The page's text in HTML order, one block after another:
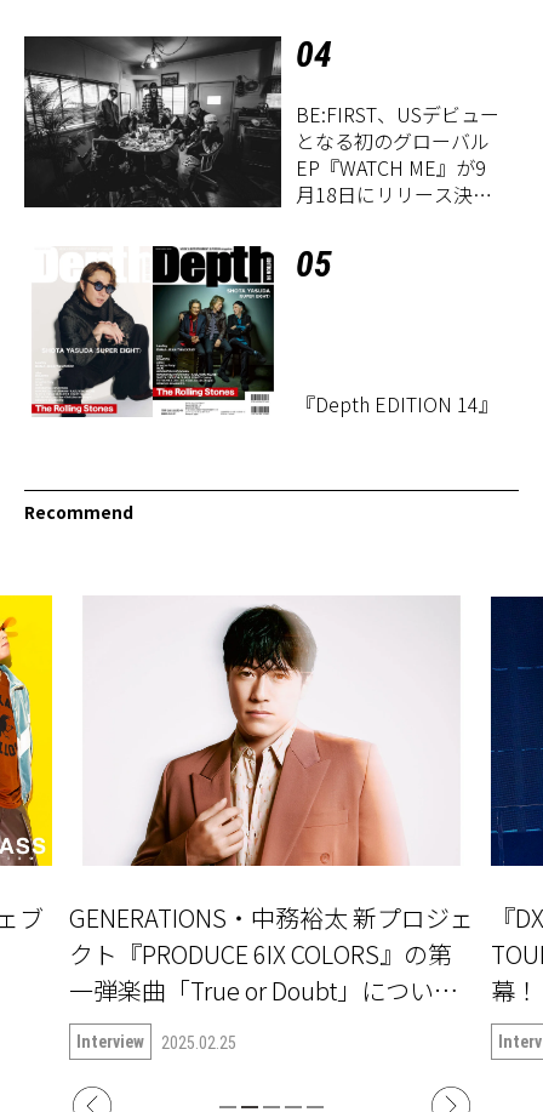
04
BE:FIRST、USデビュー
となる初のグローバル
EP『WATCH ME』が9
月18日にリリース決
05
『Depth EDITION 14』
Recommend
ブ
GENERATIONS・中務裕太 新プロジェ
クト『PRODUCE 6IX COLORS』の第
一弾楽曲「True or Doubt」について
語る
Interview 2025.02.25
『